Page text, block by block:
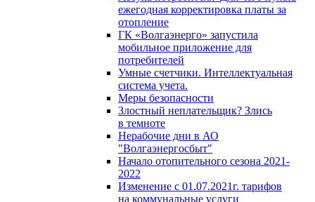
ежегодная корректировка платы за
отопление
ГК «Волгаэнерго» запустила
мобильное приложение для
потребителей
Умные счетчики. Интеллектуальная
система учета.
Меры безопасности
Злостный неплательщик? Злись
в темноте
Нерабочие дни в АО
"Волгаэнергосбыт"
Начало отопительного сезона 2021-
2022
Изменение с 01.07.2021г. тарифов
на коммунальные услуги